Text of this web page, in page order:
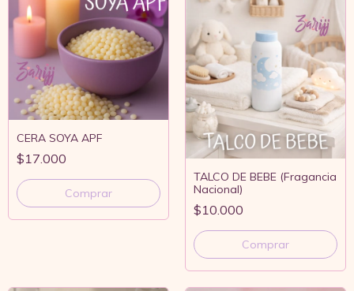
CERA SOYA APF
$17.000
Comprar
TALCO DE BEBE (Fragancia
Nacional)
$10.000
Comprar